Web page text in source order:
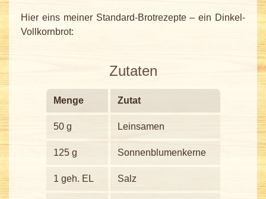
Hier eins meiner Standard-Brotrezepte – ein Dinkel-
Vollkornbrot:
Zutaten
Menge Zutat
50 g Leinsamen
125 g Sonnenblumenkerne
1 geh. EL Salz